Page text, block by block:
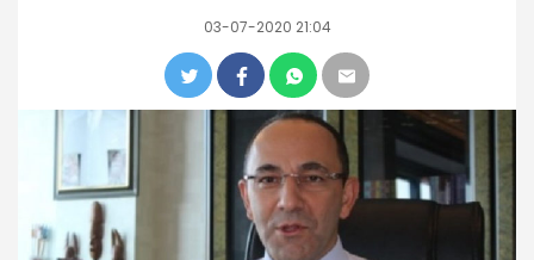
03-07-2020 21:04